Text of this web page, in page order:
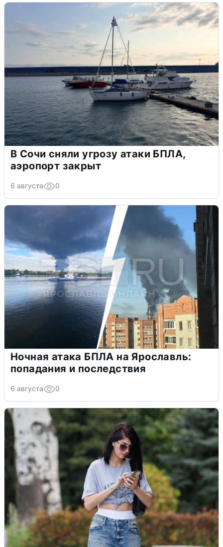
В Сочи сняли угрозу атаки БПЛА,
аэропорт закрыт
6 августа 0
Ночная атака БПЛА на Ярославль:
попадания и последствия
6 августа 0